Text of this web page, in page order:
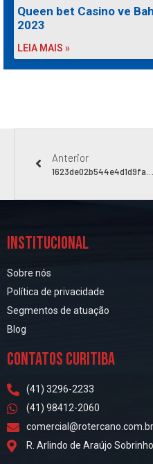
Queen bet Casino ve
2023
LEIA MAIS »
Anterior
1623de02b544e4d1d9fad60074ee2120
INSTITUCIONAL
Sobre nós
Política de privacidade
Segmentos de atuação
Blog
CONTATOS CURITIBA
(41) 3296-2233
(41) 98412-2060
comercial@rotercano.com.br
R. Arlindo de Araújo